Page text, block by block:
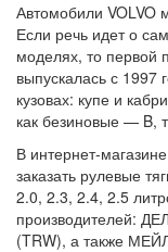
Автомобили VOLVO
Если речь идет о
моделях, то первой
выпускалась с 1997
кузовах: купе и
как безиновые — B,
В интернет-
заказать рулевые
2.0, 2.3, 2.4, 2.5
производителей:
(TRW), а также